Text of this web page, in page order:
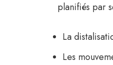
planifiés par
La
Les